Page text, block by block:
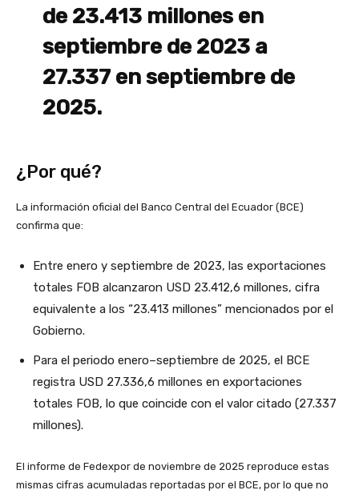
de 23.413 millones en
septiembre de 2023 a
27.337 en septiembre de
2025.
¿Por qué?
La información oficial del Banco Central del Ecuador (BCE)
confirma que:
Entre enero y septiembre de 2023, las exportaciones
totales FOB alcanzaron USD 23.412,6 millones, cifra
equivalente a los “23.413 millones” mencionados por el
Gobierno.
Para el periodo enero–septiembre de 2025, el BCE
registra USD 27.336,6 millones en exportaciones
totales FOB, lo que coincide con el valor citado (27.337
millones).
El informe de Fedexpor de noviembre de 2025 reproduce estas
mismas cifras acumuladas reportadas por el BCE, por lo que no